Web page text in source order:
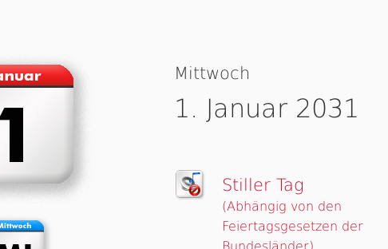
Mittwoch
1. Januar 2031
Stiller Tag
(Abhängig von den
Feiertagsgesetzen der